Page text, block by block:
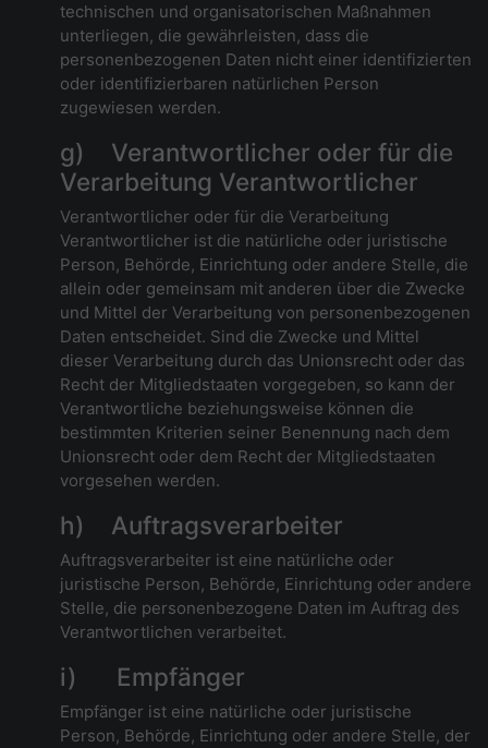
technischen und organisatorischen Maßnahmen
unterliegen, die gewährleisten, dass die
personenbezogenen Daten nicht einer identifizierten
oder identifizierbaren natürlichen Person
zugewiesen werden.
g) Verantwortlicher oder für die
Verarbeitung Verantwortlicher
Verantwortlicher oder für die Verarbeitung
Verantwortlicher ist die natürliche oder juristische
Person, Behörde, Einrichtung oder andere Stelle, die
allein oder gemeinsam mit anderen über die Zwecke
und Mittel der Verarbeitung von personenbezogenen
Daten entscheidet. Sind die Zwecke und Mittel
dieser Verarbeitung durch das Unionsrecht oder das
Recht der Mitgliedstaaten vorgegeben, so kann der
Verantwortliche beziehungsweise können die
bestimmten Kriterien seiner Benennung nach dem
Unionsrecht oder dem Recht der Mitgliedstaaten
vorgesehen werden.
h) Auftragsverarbeiter
Auftragsverarbeiter ist eine natürliche oder
juristische Person, Behörde, Einrichtung oder andere
Stelle, die personenbezogene Daten im Auftrag des
Verantwortlichen verarbeitet.
i) Empfänger
Empfänger ist eine natürliche oder juristische
Person, Behörde, Einrichtung oder andere Stelle, der